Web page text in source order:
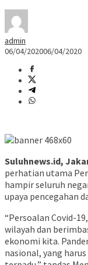
admin
06/04/202006/04/2020
Suluhnews.id,
perhatian utama
hampir seluruh
upaya pencegahan
“Persoalan Covid-
wilayah dan
ekonomi kita.
nasional, yang